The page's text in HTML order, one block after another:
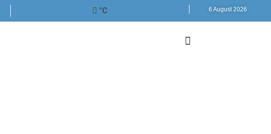
°C 6 August 2026